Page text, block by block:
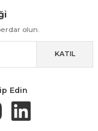
Alışveriş
Kolay İade & Değişim
olun.
KATIL
Edin